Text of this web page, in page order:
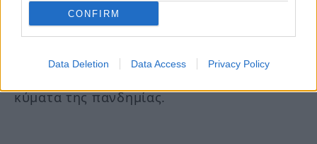
CONFIRM
Data Deletion Data Access Privacy Policy
μολύνονται η παραλλαγή Όμικρον,
προσθέτοντας ότι το ποσοστό όσων
νοσούν βαριά από την παραλλαγή Όμικρον
κύματα της πανδημίας.